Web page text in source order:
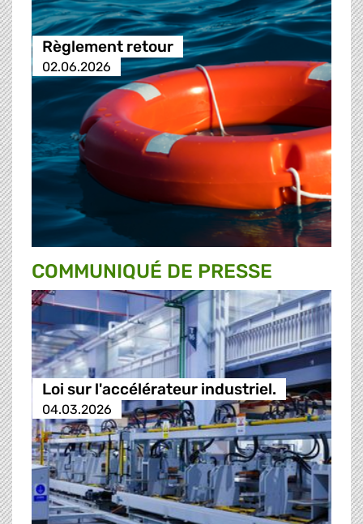
Règlement retour
02.06.2026
COMMUNIQUÉ DE PRESSE
Loi sur l'accélérateur industriel.
04.03.2026